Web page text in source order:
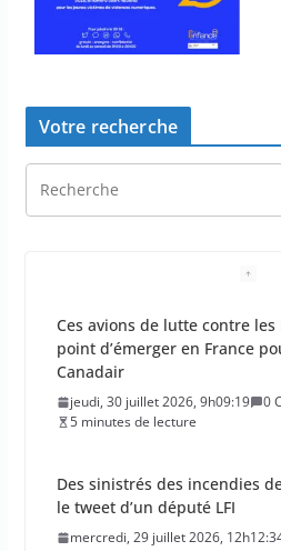
Votre recherche
point d’émerger en France
jeudi, 30 juillet 2026, 9h09:19
0
5 minutes de lecture
Des sinistrés des incendies
le tweet d’un député LFI
4 minutes de lecture
Les conducteurs surpris en